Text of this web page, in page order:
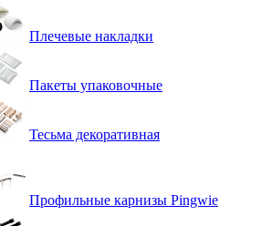
Плечевые накладки
Пакеты упаковочные
Тесьма декоративная
Профильные карнизы Pingwie